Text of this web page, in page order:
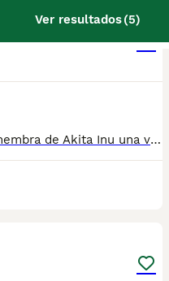
Ver resultados(5)
613283995 WhatsApp Preciosa hembra de Akita Inu una verdadera maravilla Entregamos nuestros pequeños cachorritos con todas las garantías y cuidados necesarios , disponemos de núcleo zoológico para crianza y venta de nuestros cachorros . ✅Desparasitaciones y vacunas correspondientes a su edad . ✅Cartilla de vacunación . ✅Revisiones veterinarias . ✅Garantías víricas de 15 días . ✅Garantías genéticas de un año . Seriedad , confianza y bienestar animal son nuestra prioridad . También ofrecemos transporte propio para nuestros pequeños cachorros a toda la península , el pago lo podéis hacer contra reembolso . (con coste adicional) . Mandamos a toda España . Disponemos de varias razas Si no esta la raza que queréis llámanos , intentaremos encontrártela , trabajamos con los mejores criadores de España